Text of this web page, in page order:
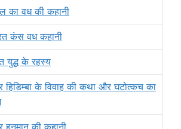
का वध की कहानी
कंस वध कहानी
युद्ध के रहस्य
हिडिम्बा के विवाह की कथा और घटोत्कच का
हनुमान की कहानी